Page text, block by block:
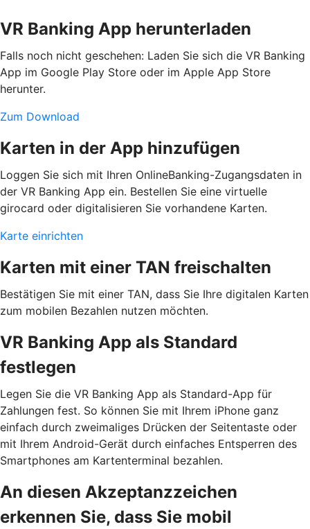
VR Banking App herunterladen
Falls noch nicht geschehen: Laden Sie sich die VR Banking
App im Google Play Store oder im Apple App Store
herunter.
Zum Download
Karten in der App hinzufügen
Loggen Sie sich mit Ihren OnlineBanking-Zugangsdaten in
der VR Banking App ein. Bestellen Sie eine virtuelle
girocard oder digitalisieren Sie vorhandene Karten.
Karte einrichten
Karten mit einer TAN freischalten
Bestätigen Sie mit einer TAN, dass Sie Ihre digitalen Karten
zum mobilen Bezahlen nutzen möchten.
VR Banking App als Standard
festlegen
Legen Sie die VR Banking App als Standard-App für
Zahlungen fest. So können Sie mit Ihrem iPhone ganz
einfach durch zweimaliges Drücken der Seitentaste oder
mit Ihrem Android-Gerät durch einfaches Entsperren des
Smartphones am Kartenterminal bezahlen.
An diesen Akzeptanzzeichen
erkennen Sie, dass Sie mobil